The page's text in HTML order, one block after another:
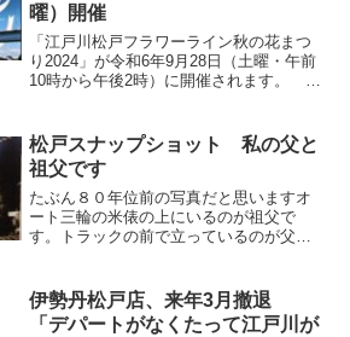
曜）開催
「江戸川松戸フラワーライン秋の花まつ
り2024」が令和6年9月28日（土曜・午前
10時から午後2時）に開催されます。 当
ローン操縦体験・各種模擬店・キッチン
カー・ドッグ...
松戸スナップショット 私の父と
祖父です
たぶん８０年位前の写真だと思いますオ
ート三輪の米俵の上にいるのが祖父で
す。トラックの前で立っているのが父で
輝竜会館という映画館の前にありました
オート三輪を飛ばしてカーブ...
伊勢丹松戸店、来年3月撤退
「デパートがなくたって江戸川が